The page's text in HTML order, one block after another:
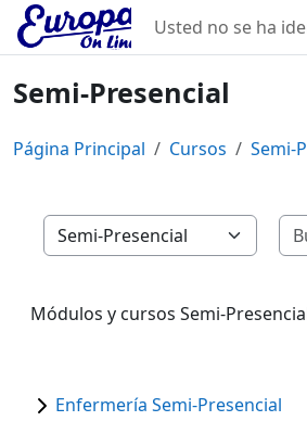
Salta al contenido principal
Usted no se ha
Semi-Presencial
Página Principal Cursos Semi-
Categorías
Módulos y cursos Semi-
Enfermería Semi-Presencial